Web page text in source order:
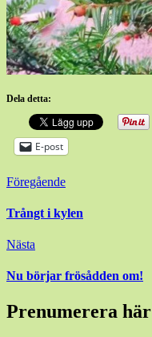
Dela detta:
E-post
Inläggsnavigering
Föregående
Trångt i kylen
Nästa
Nu börjar frösådden om!
Prenumerera här